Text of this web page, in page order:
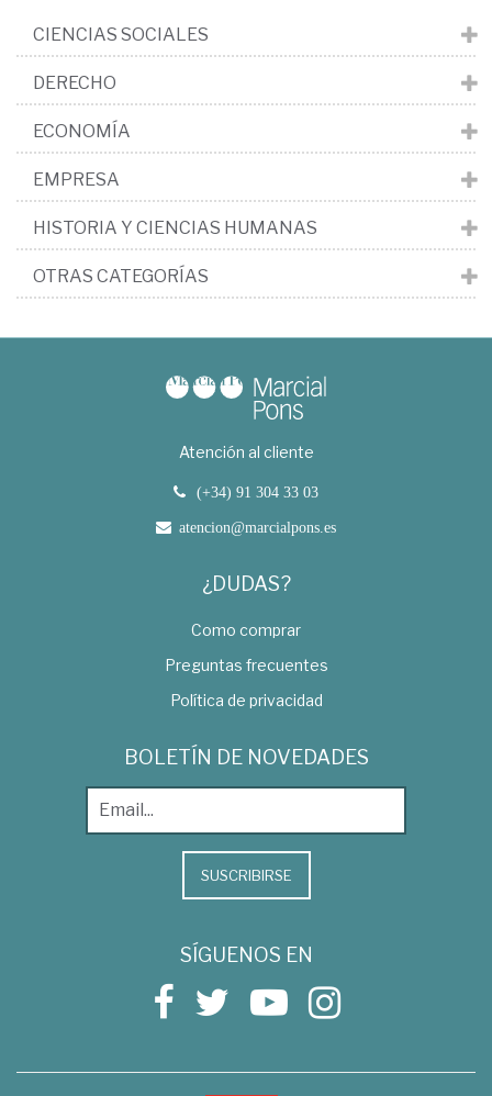
CIENCIAS SOCIALES
DERECHO
ECONOMÍA
EMPRESA
HISTORIA Y CIENCIAS HUMANAS
OTRAS CATEGORÍAS
Atención al cliente
(+34) 91 304 33 03
atencion@marcialpons.es
¿DUDAS?
Como comprar
Preguntas frecuentes
Política de privacidad
BOLETÍN DE NOVEDADES
SUSCRIBIRSE
SÍGUENOS EN